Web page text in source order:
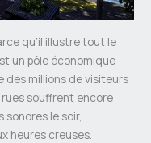
qu’il illustre tout le
un pôle économique
millions de visiteurs
souffrent encore
sonores le soir,
heures creuses.